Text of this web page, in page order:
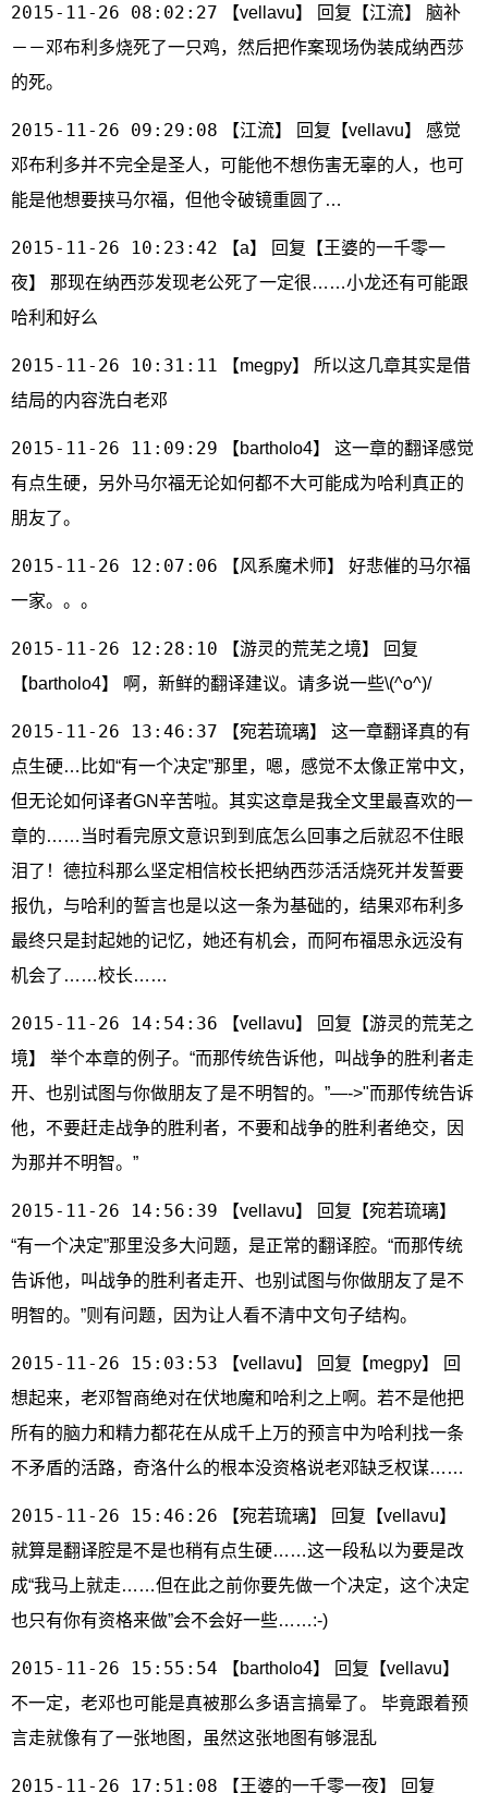
2015-11-26 08:02:27 【vellavu】 回复【江流】 脑补
－－邓布利多烧死了一只鸡，然后把作案现场伪装成纳西莎
的死。
2015-11-26 09:29:08 【江流】 回复【vellavu】 感觉
邓布利多并不完全是圣人，可能他不想伤害无辜的人，也可
能是他想要挟马尔福，但他令破镜重圆了…
2015-11-26 10:23:42 【a】 回复【王婆的一千零一
夜】 那现在纳西莎发现老公死了一定很……小龙还有可能跟
哈利和好么
2015-11-26 10:31:11
【megpy】 所以这几章其实是借
结局的内容洗白老邓
2015-11-26 11:09:29 【bartholo4】 这一章的翻译感觉
有点生硬，另外马尔福无论如何都不大可能成为哈利真正的
朋友了。
2015-11-26 12:07:06 【风系魔术师】 好悲催的马尔福
一家。。。
2015-11-26 12:28:10 【游灵的荒芜之境】 回复
【bartholo4】 啊，新鲜的翻译建议。请多说一些\(^o^)/
2015-11-26 13:46:37 【宛若琉璃】 这一章翻译真的有
点生硬…比如“有一个决定”那里，嗯，感觉不太像正常中文，
但无论如何译者GN辛苦啦。其实这章是我全文里最喜欢的一
章的……当时看完原文意识到到底怎么回事之后就忍不住眼
泪了！德拉科那么坚定相信校长把纳西莎活活烧死并发誓要
报仇，与哈利的誓言也是以这一条为基础的，结果邓布利多
最终只是封起她的记忆，她还有机会，而阿布福思永远没有
机会了……校长……
2015-11-26 14:54:36 【vellavu】 回复【游灵的荒芜之
境】 举个本章的例子。“而那传统告诉他，叫战争的胜利者走
开、也别试图与你做朋友了是不明智的。”—->"而那传统告诉
他，不要赶走战争的胜利者，不要和战争的胜利者绝交，因
为那并不明智。”
2015-11-26 14:56:39 【vellavu】 回复【宛若琉璃】
“有一个决定”那里没多大问题，是正常的翻译腔。“而那传统
告诉他，叫战争的胜利者走开、也别试图与你做朋友了是不
明智的。”则有问题，因为让人看不清中文句子结构。
2015-11-26 15:03:53 【vellavu】 回复【megpy】 回
想起来，老邓智商绝对在伏地魔和哈利之上啊。若不是他把
所有的脑力和精力都花在从成千上万的预言中为哈利找一条
不矛盾的活路，奇洛什么的根本没资格说老邓缺乏权谋……
2015-11-26 15:46:26 【宛若琉璃】 回复【vellavu】
就算是翻译腔是不是也稍有点生硬……这一段私以为要是改
成“我马上就走……但在此之前你要先做一个决定，这个决定
也只有你有资格来做”会不会好一些……:-)
2015-11-26 15:55:54 【bartholo4】 回复【vellavu】
不一定，老邓也可能是真被那么多语言搞晕了。 毕竟跟着预
言走就像有了一张地图，虽然这张地图有够混乱
2015-11-26 17:51:08 【王婆的一千零一夜】 回复